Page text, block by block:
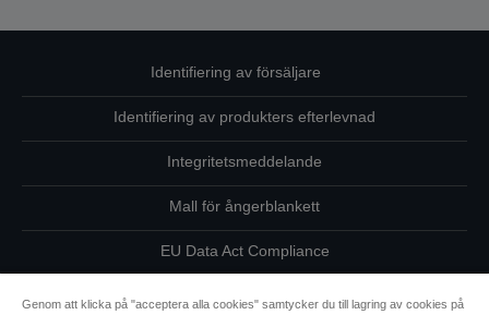
Identifiering av försäljare
Identifiering av produkters efterlevnad
Integritetsmeddelande
Mall för ångerblankett
EU Data Act Compliance
Kontakta oss angående dina uppgifter
Genom att klicka på "acceptera alla cookies" samtycker du till lagring av cookies på